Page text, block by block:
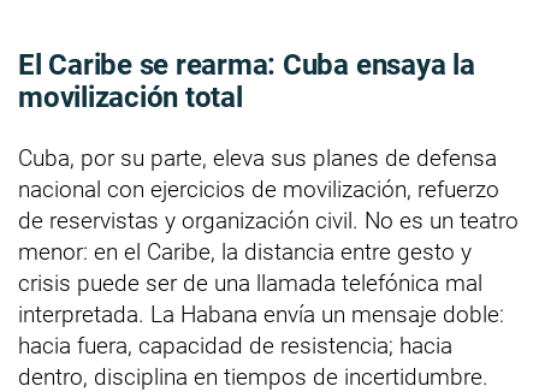
El Caribe se rearma: Cuba ensaya la
movilización total
Cuba, por su parte, eleva sus planes de defensa
nacional con ejercicios de movilización, refuerzo
de reservistas y organización civil. No es un teatro
menor: en el Caribe, la distancia entre gesto y
crisis puede ser de una llamada telefónica mal
interpretada. La Habana envía un mensaje doble:
hacia fuera, capacidad de resistencia; hacia
dentro, disciplina en tiempos de incertidumbre.